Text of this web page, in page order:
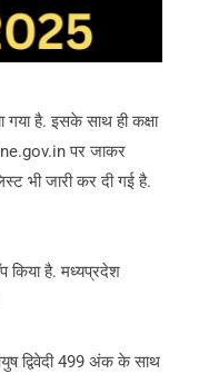
है. इसके साथ ही कक्षा
पर जाकर
भी जारी कर दी गई है.
किया है. मध्यप्रदेश
द्विवेदी 499 अंक के साथ